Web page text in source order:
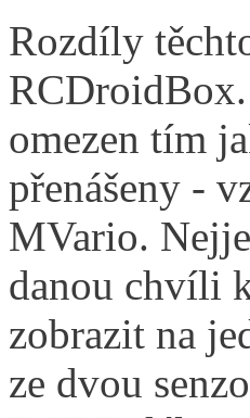
Rozdíly
omezen tím
přenášeny -
MVario.
danou chvíli
zobrazit na
ze dvou